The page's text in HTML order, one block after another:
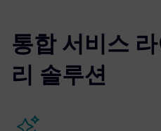
통합 서비스
리 솔루션